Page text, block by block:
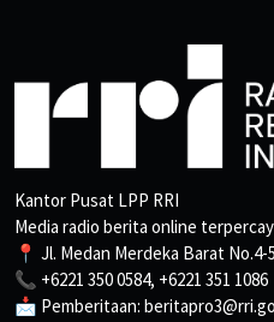
Kantor Pusat LPP RRI
Media radio berita online
📍 Jl. Medan Merdeka Barat
📞 +6221 350 0584, +6221 351 1086
📩 Pemberitaan: